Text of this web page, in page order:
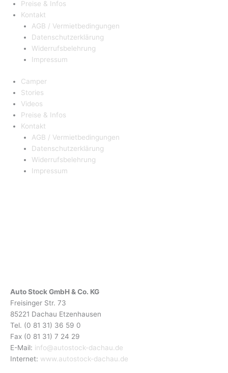
Preise & Infos
Kontakt
AGB / Vermietbedingungen
Datenschutzerklärung
Widerrufsbelehrung
Impressum
Camper
Stories
Videos
Preise & Infos
Kontakt
AGB / Vermietbedingungen
Datenschutzerklärung
Widerrufsbelehrung
Impressum
Auto Stock GmbH & Co. KG
Freisinger Str. 73
85221 Dachau Etzenhausen
Tel. (0 81 31) 36 59 0
Fax (0 81 31) 7 24 29
E-Mail: info@autostock-dachau.de
Internet: www.autostock-dachau.de